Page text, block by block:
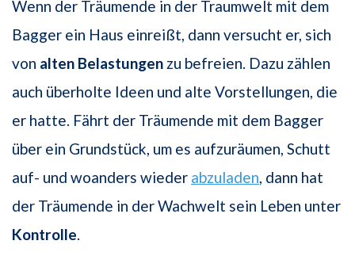
Wenn der Träumende in der Traumwelt mit dem
Bagger ein Haus einreißt, dann versucht er, sich
von alten Belastungen zu befreien. Dazu zählen
auch überholte Ideen und alte Vorstellungen, die
er hatte. Fährt der Träumende mit dem Bagger
über ein Grundstück, um es aufzuräumen, Schutt
auf- und woanders wieder abzuladen , dann hat
der Träumende in der Wachwelt sein Leben unter
Kontrolle